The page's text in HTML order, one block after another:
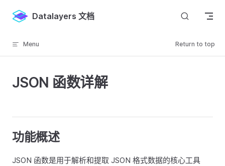
Skip to content
Datalayers 文档
Menu Return to top
JSON 函数详解
功能概述
JSON 函数是用于解析和提取 JSON 格式数据的核心工具